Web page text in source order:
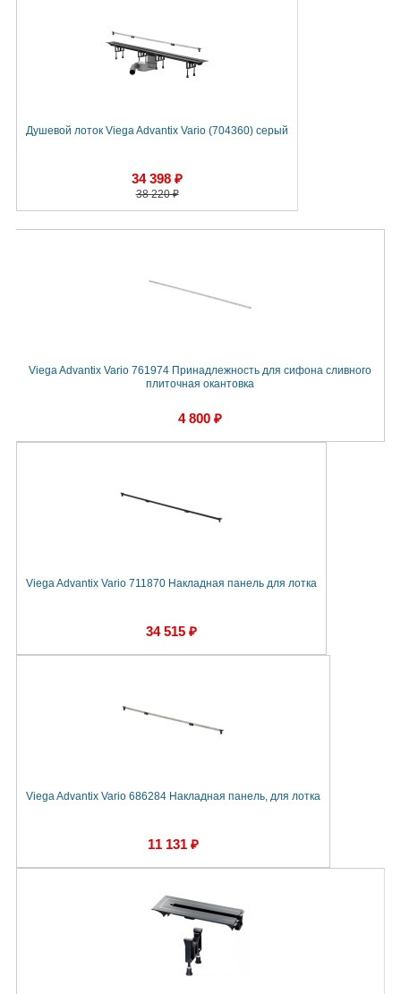
Душевой лоток Viega Advantix Vario (704360) серый
34 398 ₽
38 220 ₽
Viega Advantix Vario 761974 Принадлежность для сифона сливного
плиточная окантовка
4 800 ₽
Viega Advantix Vario 711870 Накладная панель для лотка
34 515 ₽
Viega Advantix Vario 686284 Накладная панель, для лотка
11 131 ₽